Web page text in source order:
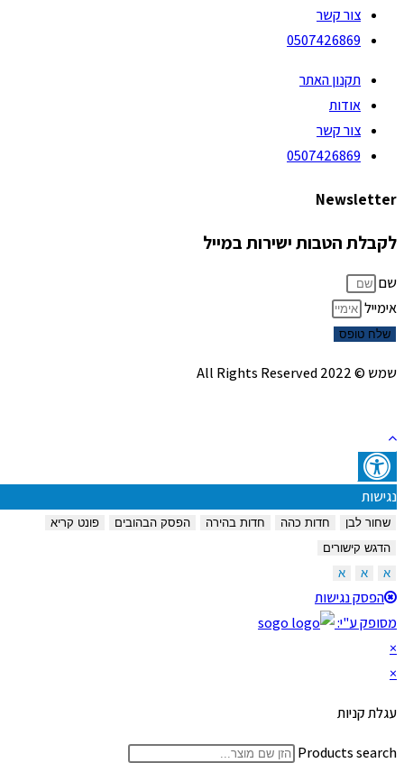
צור קשר
0507426869
תקנון האתר
אודות
צור קשר
0507426869
Newsletter
לקבלת הטבות ישירות במייל
שם
אימייל
שלח טופס
שמש © 2022 All Rights Reserved
נגישות
שחור לבן חדות כהה חדות בהירה הפסק הבהובים
פונט קריא
הדגש קישורים
הפסק נגישות
מסופק ע"י:
עגלת קניות
Products search